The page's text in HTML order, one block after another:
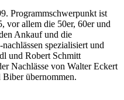
Programmschwerpunkt ist
vor allem die 50er, 60er und
Ankauf und die
spezialisiert und
und Robert Schmitt
Nachlässe von Walter Eckert
übernommen.